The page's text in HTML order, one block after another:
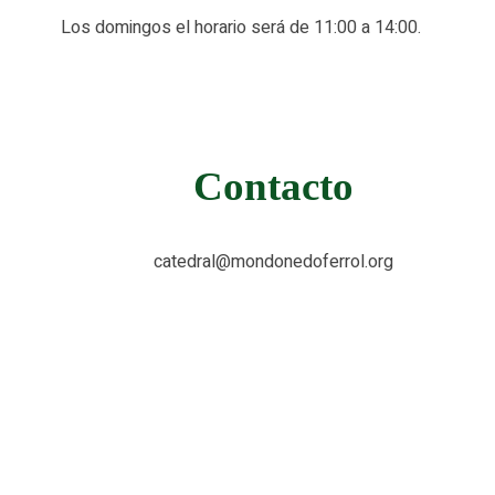
Los domingos el horario será de 11:00 a 14:00.
Contacto
catedral@mondonedoferrol.org